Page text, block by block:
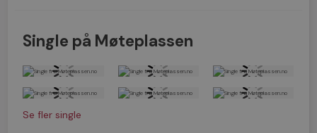
Single på Møteplassen
Se fler single